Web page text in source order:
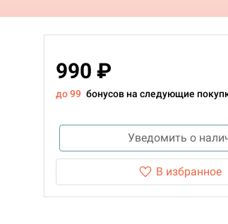
990 ₽
до 99 бонусов на следующие
Уведомить о
В избранное